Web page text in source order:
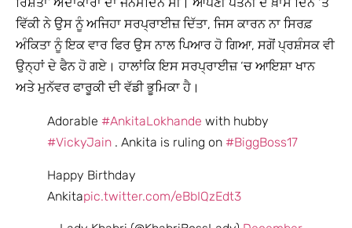
ਰਿਸ਼ਤਾ’ ਅਦਾਕਾਰਾ ਦਾ ਜਨਮਦਿਨ ਸੀ। ਆਪਣੀ ਪਤਨੀ ਦੇ ਖ਼ਾਸ ਦਿਨ ‘ਤੇ
ਵਿੱਕੀ ਨੇ ਉਸ ਨੂੰ ਅਜਿਹਾ ਸਰਪ੍ਰਾਈਜ਼ ਦਿੱਤਾ, ਜਿਸ ਕਾਰਨ ਨਾ ਸਿਰਫ਼
ਅੰਕਿਤਾ ਨੂੰ ਇਕ ਵਾਰ ਫਿਰ ਉਸ ਨਾਲ ਪਿਆਰ ਹੋ ਗਿਆ, ਸਗੋਂ ਪ੍ਰਸ਼ੰਸਕ ਵੀ
ਉਨ੍ਹਾਂ ਦੇ ਫੈਨ ਹੋ ਗਏ। ਹਾਲਾਂਕਿ ਇਸ ਸਰਪ੍ਰਾਈਜ਼ ‘ਚ ਆਇਸ਼ਾ ਖਾਨ
ਅਤੇ ਮੁਨੱਵਰ ਫਾਰੂਕੀ ਦੀ ਵੱਡੀ ਭੂਮਿਕਾ ਹੈ।
Adorable #AnkitaLokhande with hubby
#VickyJain . Ankita is ruling on #BiggBoss17
Happy Birthday
Ankitapic.twitter.com/eBbIQzEdt3